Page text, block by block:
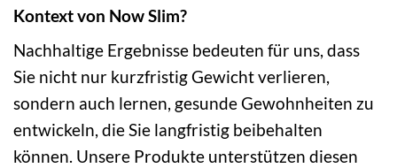
Kontext von Now Slim?
Nachhaltige Ergebnisse bedeuten für uns, dass
Sie nicht nur kurzfristig Gewicht verlieren,
sondern auch lernen, gesunde Gewohnheiten zu
entwickeln, die Sie langfristig beibehalten
können. Unsere Produkte unterstützen diesen